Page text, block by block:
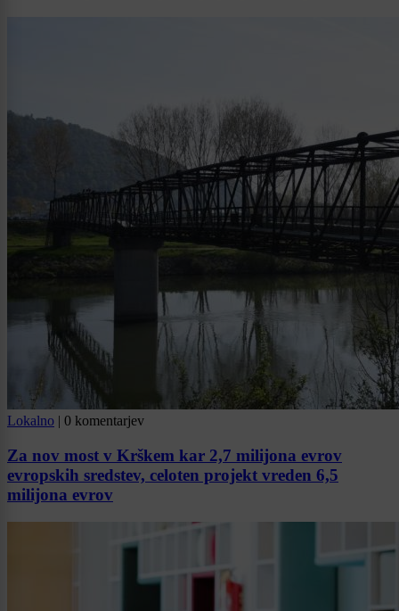
Lokalno 0 komentarjev
Za nov most v Krškem kar 2,7 milijona evrov
evropskih sredstev, celoten projekt vreden 6,5
milijona evrov